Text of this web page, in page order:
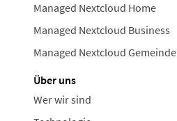
Managed Nextcloud Home
Managed Nextcloud Business
Managed Nextcloud Gemeinde
Über uns
Wer wir sind